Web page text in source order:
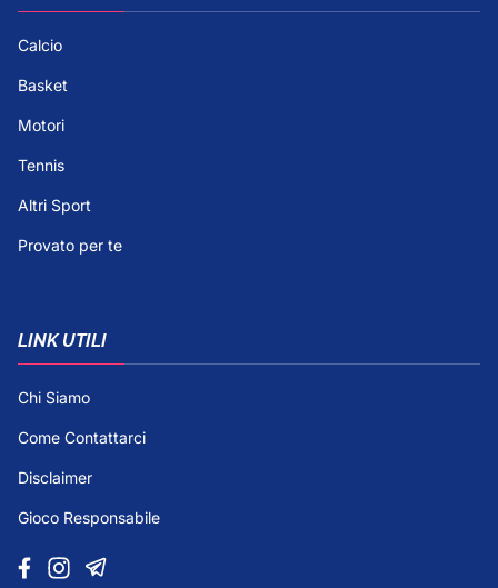
Calcio
Basket
Motori
Tennis
Altri Sport
Provato per te
LINK UTILI
Chi Siamo
Come Contattarci
Disclaimer
Gioco Responsabile